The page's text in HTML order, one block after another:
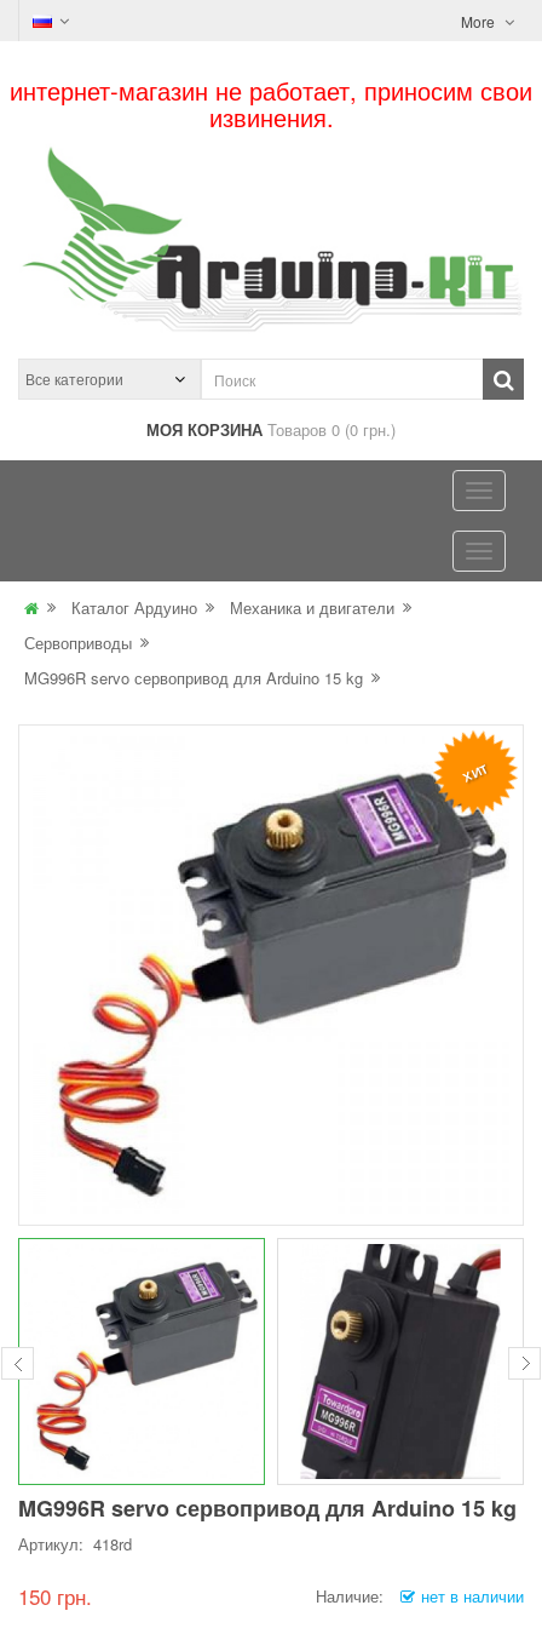
More
интернет-магазин не работает, приносим свои
извинения.
МОЯ КОРЗИНА Товаров 0 (0 грн.)
Каталог Ардуино
Механика и двигатели
Сервоприводы
MG996R servo сервопривод для Arduino 15 kg
ХИТ
MG996R servo сервопривод для Arduino 15 kg
Артикул: 418rd
150 грн. Наличие: нет в наличии